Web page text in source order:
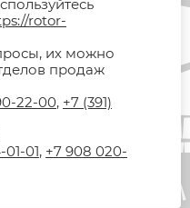
rotor-
их можно
продаж
22-00, +7 (391)
01, +7 908 020-